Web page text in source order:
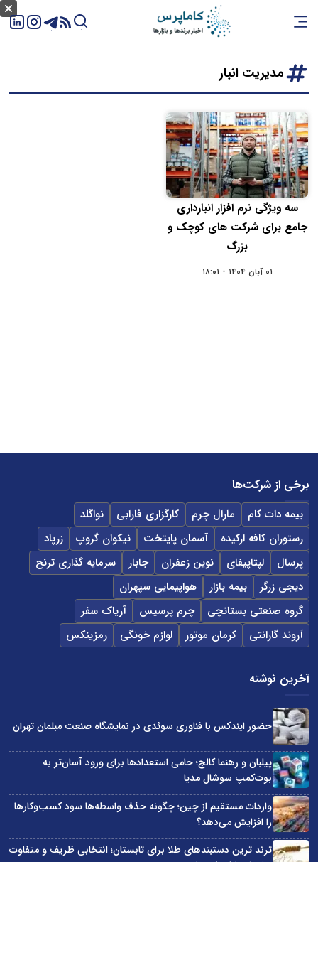
مدیریت انبار
سه ویژگی نرم افزار انبارداری
جامع برای شرکت های کوچک و
بزرگ
۰۱ آبان ۱۴۰۴ - ۱۸:۰۱
برخی از شرکت‌ها
بیمه دات کام مارال چرم کارگزاری فارابی
نواگلد
رستوران کافه ارکیده
آسمان پایتخت نیکوان گروپ
زرپاد
پرسال
لپتاپیفای نوین زعفران جابار
سرمایه گذاری ترنج
دیجی زرگر
بیمه بازار
هواپیمایی سپهران
گروه صنعتی بستانچی
چرم پرسیس
آریاک سفر
آروند گارانتی
کرمان موتور لوازم خونگی رمزینکس
آخرین نوشته
حضور ایندکس با فناوری سوئدی در نمایشگاه صنعت مبلمان تهران
پیلبان و رهنما کالج؛ حامی استعدادها برای ورود آسان‌تر به
بوت‌کمپ سوشال مدیا
واردات مستقیم از چین؛ چگونه حذف واسطه‌ها سود کسب‌وکارها
را افزایش می‌دهد؟
ترند ترین دستبندهای طلا برای تابستان؛ انتخابی ظریف و متفاوت
برای استایل‌های خاص